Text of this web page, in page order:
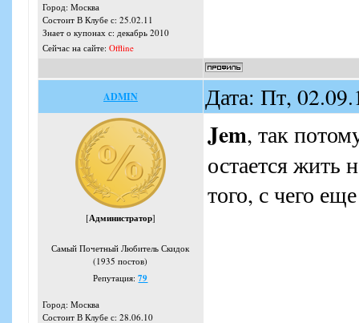
Город: Москва
Состоит В Клубе с: 25.02.11
Знает о купонах с: декабрь 2010
Сейчас на сайте: Offline
ADMIN Дата: Пт,
[Администратор]
Самый Почетный Любитель Скидок
(1935 постов)
Репутация:79
Город: Москва
Состоит В Клубе с: 28.06.10
Jem, так
остается жить
того, с чего